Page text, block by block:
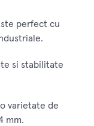
perfect cu
si stabilitate
varietate de
mm.